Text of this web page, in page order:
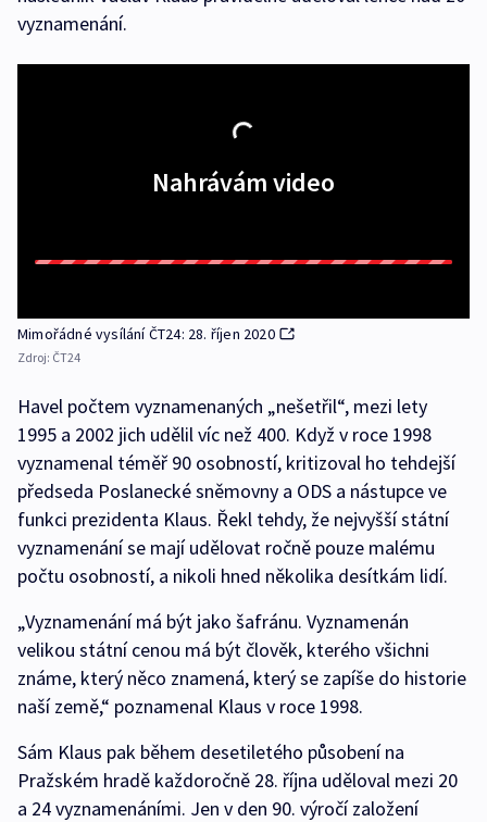
vyznamenání.
Nahrávám video
Mimořádné vysílání ČT24: 28. říjen 2020
Zdroj: ČT24
Havel počtem vyznamenaných „nešetřil“, mezi lety
1995 a 2002 jich udělil víc než 400. Když v roce 1998
vyznamenal téměř 90 osobností, kritizoval ho tehdejší
předseda Poslanecké sněmovny a ODS a nástupce ve
funkci prezidenta Klaus. Řekl tehdy, že nejvyšší státní
vyznamenání se mají udělovat ročně pouze malému
počtu osobností, a nikoli hned několika desítkám lidí.
„Vyznamenání má být jako šafránu. Vyznamenán
velikou státní cenou má být člověk, kterého všichni
známe, který něco znamená, který se zapíše do historie
naší země,“ poznamenal Klaus v roce 1998.
Sám Klaus pak během desetiletého působení na
Pražském hradě každoročně 28. října uděloval mezi 20
a 24 vyznamenáními. Jen v den 90. výročí založení